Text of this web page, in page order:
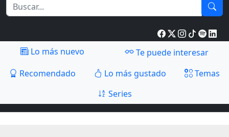
Lo más nuevo
Te puede interesar
Recomendado
Lo más gustado
Temas
Series